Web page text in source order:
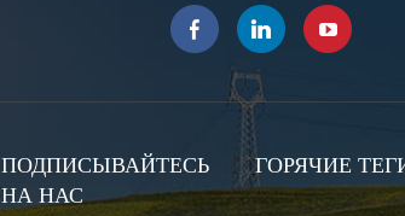
ПОДПИСЫВАЙТЕСЬ
НА НАС
ГОРЯЧИЕ